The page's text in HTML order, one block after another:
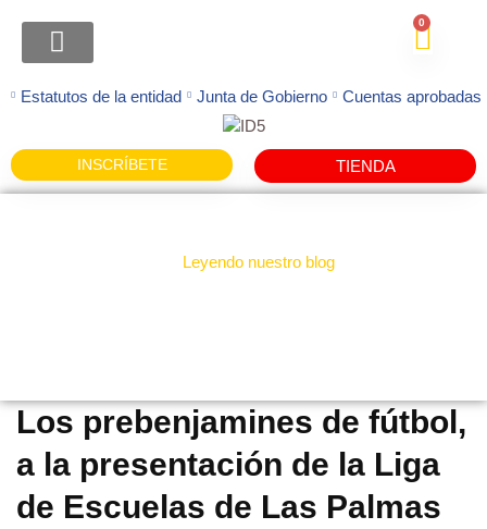
0
Estatutos de la entidad Junta de Gobierno Cuentas aprobadas
INSCRÍBETE TIENDA
Leyendo nuestro blog
Los prebenjamines de fútbol,
a la presentación de la Liga
de Escuelas de Las Palmas